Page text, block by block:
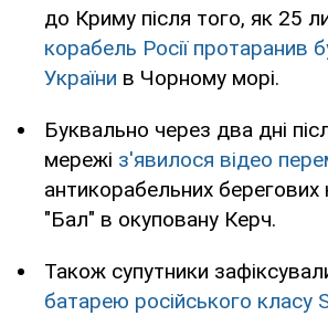
до Криму після того, як 25
корабель Росії протаранив
України в Чорному морі.
Буквально через два дні
мережі з'явилося відео
антикорабельних берегових
"Бал" в окуповану Керч.
Також супутники
батарею російського класу